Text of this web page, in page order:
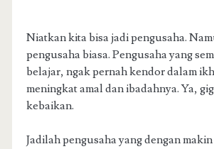
Niatkan kita bisa jadi pengusaha.
pengusaha biasa. Pengusaha yang
belajar, ngak pernah kendor dalam
meningkat amal dan ibadahnya. Ya,
kebaikan.
Jadilah pengusaha yang dengan